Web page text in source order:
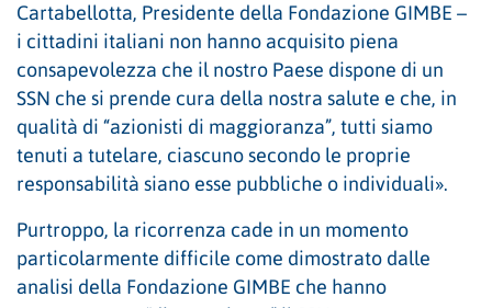
Cartabellotta, Presidente della Fondazione GIMBE –
i cittadini italiani non hanno acquisito piena
consapevolezza che il nostro Paese dispone di un
SSN che si prende cura della nostra salute e che, in
qualità di “azionisti di maggioranza”, tutti siamo
tenuti a tutelare, ciascuno secondo le proprie
responsabilità siano esse pubbliche o individuali».
Purtroppo, la ricorrenza cade in un momento
particolarmente difficile come dimostrato dalle
analisi della Fondazione GIMBE che hanno